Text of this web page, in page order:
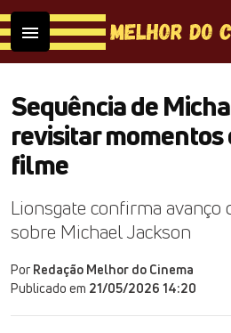
Sequência de
revisitar momentos
filme
Lionsgate confirma avanço
sobre Michael Jackson
Por Redação Melhor do Cinema
Publicado em 21/05/2026 14:20